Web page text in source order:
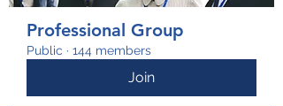
Professional Group
Public · 144 members
Join